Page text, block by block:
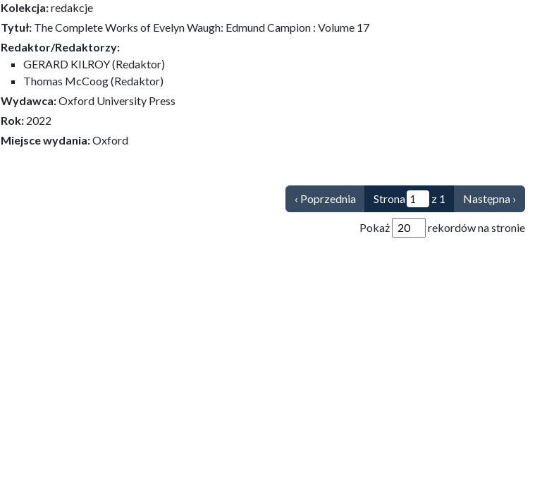
Kolekcja:redakcje
Tytuł: The Complete Works of Evelyn Waugh: Edmund Campion : Volume 17
Redaktor/Redaktorzy:
GERARD KILROY (Redaktor)
Thomas McCoog (Redaktor)
Wydawca:Oxford University Press
Rok: 2022
Miejsce wydania:Oxford
‹ Poprzednia Strona z 1 Następna ›
Pokaż rekordów na stronie